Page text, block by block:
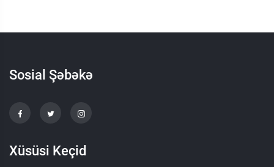
Sosial Şəbəkə
Xüsüsi Keçid